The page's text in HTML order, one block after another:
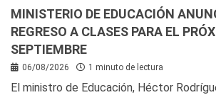
MINISTERIO DE EDUCACIÓN
REGRESO A CLASES PARA EL
SEPTIEMBRE
06/08/2026 1 minuto de lectura
El ministro de Educación, Héctor